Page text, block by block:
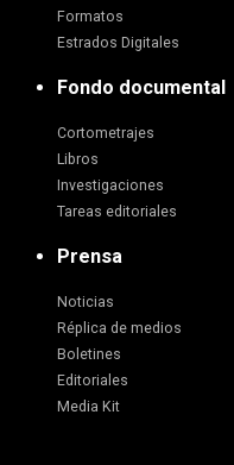
Formatos
Estrados Digitales
Fondo documental
Cortometrajes
Libros
Investigaciones
Tareas editoriales
Prensa
Noticias
Réplica de medios
Boletines
Editoriales
Media Kit